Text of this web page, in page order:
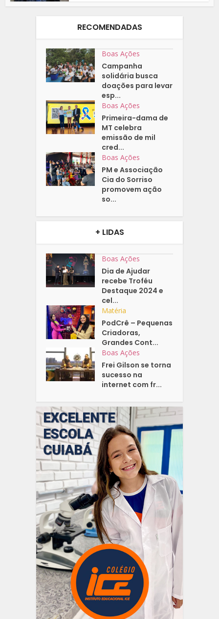
RECOMENDADAS
Boas Ações
Campanha
solidária busca
doações para levar
esp...
Boas Ações
Primeira-dama de
MT celebra
emissão de mil
cred...
Boas Ações
PM e Associação
Cia do Sorriso
promovem ação
so...
+ LIDAS
Boas Ações
Dia de Ajudar
recebe Troféu
Destaque 2024 e
cel...
Matéria
PodCrê – Pequenas
Criadoras,
Grandes Cont...
Boas Ações
Frei Gilson se torna
sucesso na
internet com fr...